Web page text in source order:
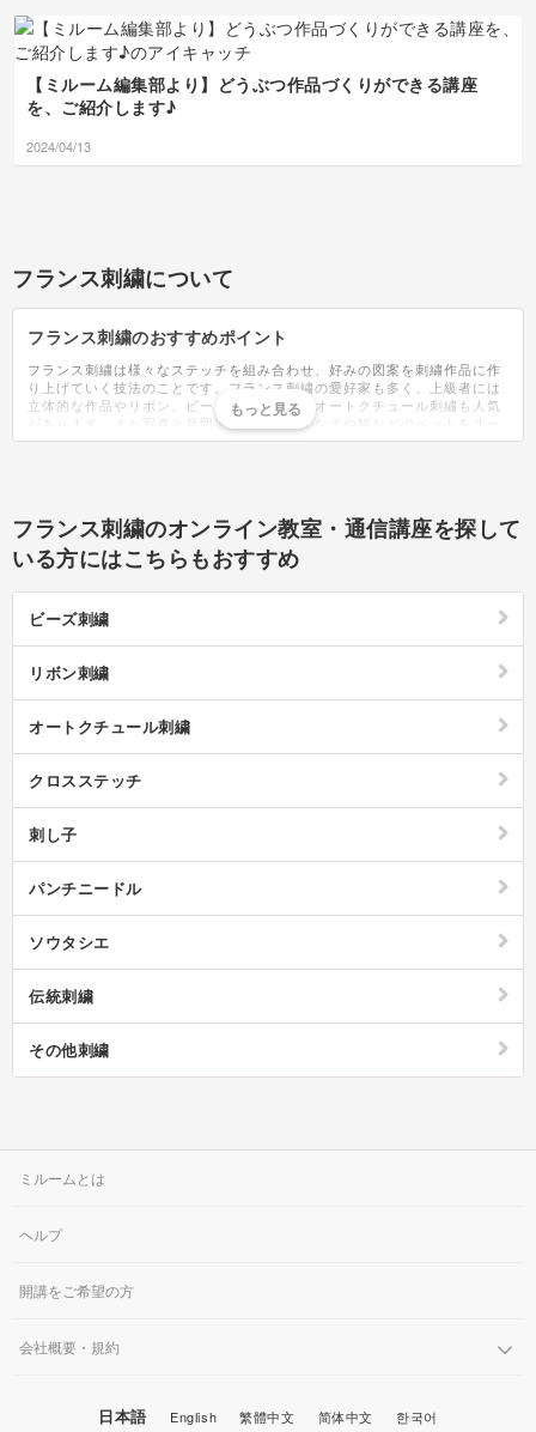
【ミルーム編集部より】どうぶつ作品づくりができる講座
を、ご紹介します♪
2024/04/13
フランス刺繍について
フランス刺繍のおすすめポイント
フランス刺繍は様々なステッチを組み合わせ、好みの図案を刺繍作品に作
り上げていく技法のことです。フランス刺繍の愛好家も多く、上級者には
立体的な作品やリボン、ビーズなどを使ったオートクチュール刺繡も人気
があります。また写真と見間違うほどリアルな犬や猫などのペットをオー
ダーで刺繍されているフランス刺繍作家さんもいらっしゃいます。ハンカ
ブログでもやり方を紹介されています。フランス刺繍のスクールや講座も
東京・大阪を始め各地で開かれているので、趣味を通して仲間作りもでき
ます。道具選びの中でも特に布選びが重要で、分厚すぎる生地や逆に薄く
ンス刺繍の図案はオリジナルでも良いですが、刺繍に不向きな物もあるの
う。基本的な作り方をマスターしたら、薔薇などの花や動物の刺繍に挑戦
ブローチや小物入れなど、好みのアクセサリーを作ることもできます。タ
かりますが、毎日コツコツ進め、完成した時の達成感を味わうことが出来
フランス刺繍のオンライン教室・通信講座を探して
いる方にはこちらもおすすめ
ビーズ刺繍
リボン刺繍
オートクチュール刺繍
クロスステッチ
刺し子
パンチニードル
ソウタシエ
伝統刺繍
その他刺繍
ミルームとは
ヘルプ
開講をご希望の方
会社概要・規約
日本語 English 繁體中文 简体中文 한국어